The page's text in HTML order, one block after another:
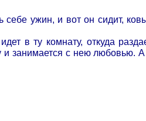
ужин, и вот он сидит,
в ту комнату, откуда
и занимается с нею любовью.